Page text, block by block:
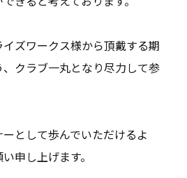
ズワークス様から頂戴する期
クラブ一丸となり尽力して参
として歩んでいただけるよ
申し上げます。